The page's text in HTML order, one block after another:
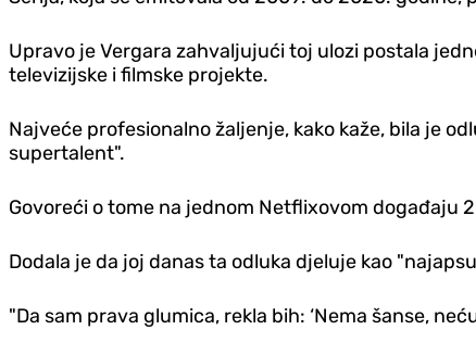
Upravo je Vergara zahvaljujući toj ulozi postala
televizijske i filmske projekte.
Najveće profesionalno žaljenje, kako kaže, bila je
supertalent".
Govoreći o tome na jednom Netflixovom događaju
Dodala je da joj danas ta odluka d‌jeluje kao
"Da sam prava glumica, rekla bih: ‘Nema šanse,